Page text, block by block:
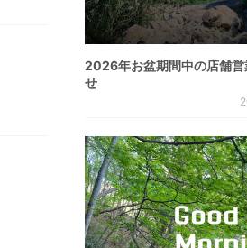
2026年お盆期間中の店舗営
せ